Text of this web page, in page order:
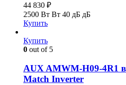
44 830 ₽
2500 Вт Вт 40 дБ дБ
Купить
Купить
0 out of 5
AUX AMWM-H09-4R1
Match Inverter